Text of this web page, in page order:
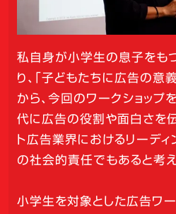
私自身が小学生の息子をも
り、「子どもたちに広告の意
から、今回のワークショップ
代に広告の役割や面白さを伝
ト広告業界におけるリーデ
の社会的責任でもあると考
小学生を対象とした広告ワ